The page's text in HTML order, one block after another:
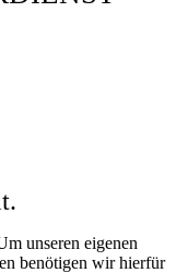
unseren eigenen
benötigen wir hierfür